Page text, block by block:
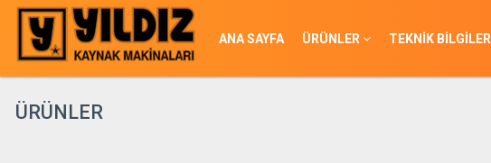
ANA SAYFA ÜRÜNLER TEKNİK BİLGİLER
ÜRÜNLER